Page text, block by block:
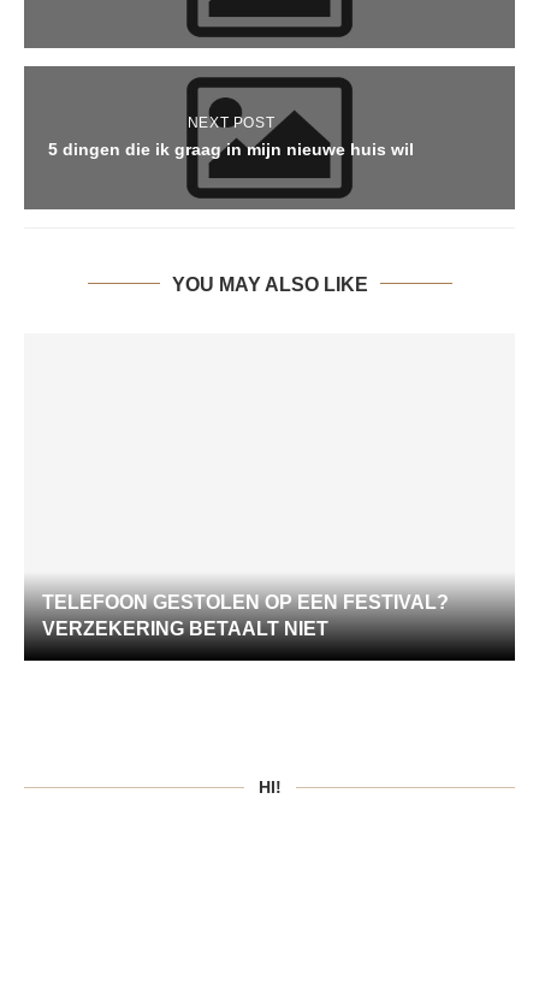
NEXT POST
5 dingen die ik graag in mijn nieuwe huis wil
YOU MAY ALSO LIKE
TELEFOON GESTOLEN OP EEN FESTIVAL?
VERZEKERING BETAALT NIET
HI!